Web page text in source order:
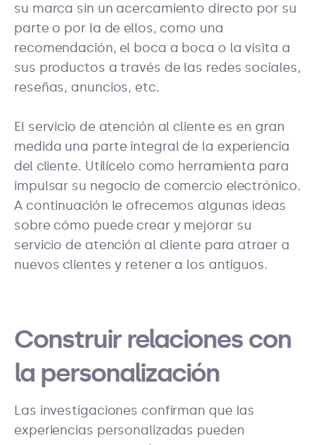
su marca sin un acercamiento directo por su
parte o por la de ellos, como una
recomendación, el boca a boca o la visita a
sus productos a través de las redes sociales,
reseñas, anuncios, etc.
El servicio de atención al cliente es en gran
medida una parte integral de la experiencia
del cliente. Utilícelo como herramienta para
impulsar su negocio de comercio electrónico.
A continuación le ofrecemos algunas ideas
sobre cómo puede crear y mejorar su
servicio de atención al cliente para atraer a
nuevos clientes y retener a los antiguos.
Construir relaciones con
la personalización
Las investigaciones confirman que las
experiencias personalizadas pueden